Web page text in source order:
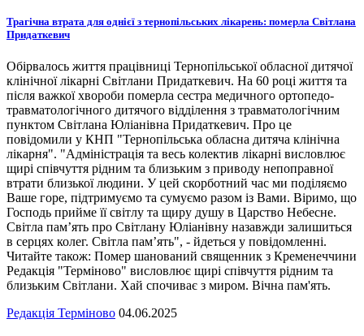
Трагічна втрата для однієї з тернопільських лікарень: померла Світлана
Придаткевич
Обірвалось життя працівниці Тернопільської обласної дитячої
клінічної лікарні Світлани Придаткевич. На 60 році життя та
після важкої хвороби померла сестра медичного ортопедо-
травматологічного дитячого відділення з травматологічним
пунктом Світлана Юліанівна Придаткевич. Про це
повідомили у КНП "Тернопільська обласна дитяча клінічна
лікарня". "Адміністрація та весь колектив лікарні висловлює
щирі співчуття рідним та близьким з приводу непоправної
втрати близької людини. У цей скорботний час ми поділяємо
Ваше горе, підтримуємо та сумуємо разом із Вами. Віримо, що
Господь прийме її світлу та щиру душу в Царство Небесне.
Світла пам’ять про Світлану Юліанівну назавжди залишиться
в серцях колег. Світла пам’ять", - йдеться у повідомленні.
Читайте також: Помер шанований священник з Кременеччини
Редакція "Терміново" висловлює щирі співчуття рідним та
близьким Світлани. Хай спочиває з миром. Вічна пам'ять.
Редакція Терміново 04.06.2025